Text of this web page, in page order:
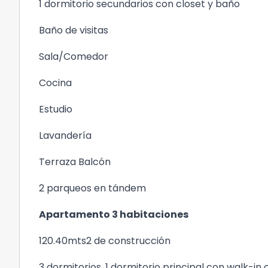
1 dormitorio secundarios con closet y baño
Baño de visitas
Sala/Comedor
Cocina
Estudio
Lavandería
Terraza Balcón
2 parqueos en tándem
Apartamento 3 habitaciones
120.40mts2 de construcción